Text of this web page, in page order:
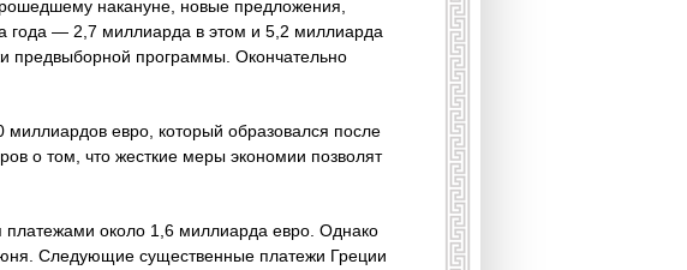
накануне, новые предложения,
года — 2,7 миллиарда в этом и 5,2 миллиарда
предвыборной программы. Окончательно
евро, который образовался после
о том, что жесткие меры экономии позволят
около 1,6 миллиарда евро. Однако
Следующие существенные платежи Греции